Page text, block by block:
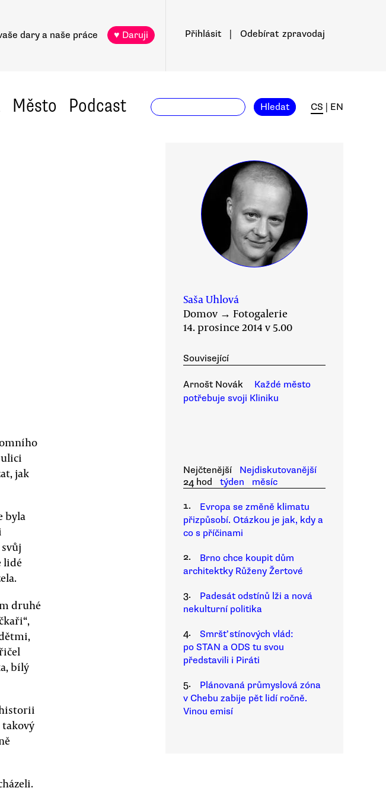
dary a naše práce ♥ Daruji Přihlásit Odebírat zpravodaj
Město Podcast Hledat CS EN
jak
byla
lidé
druhé
bílý
takový
Saša Uhlová
Domov → Fotogalerie
14. prosince 2014 v 5.00
Související
Arnošt Novák
Každé město
potřebuje svoji Kliniku
Nejčtenější
Nejdiskutovanější
24 hod
týden
měsíc
1.
Evropa se změně klimatu
přizpůsobí. Otázkou je jak, kdy a
co s příčinami
2.
Brno chce koupit dům
architektky Růženy Žertové
3.
Padesát odstínů lži a nová
nekulturní politika
4.
Smršť stínových vlád:
po STAN a ODS tu svou
představili i Piráti
5.
Plánovaná průmyslová zóna
v Chebu zabije pět lidí ročně.
Vinou emisí